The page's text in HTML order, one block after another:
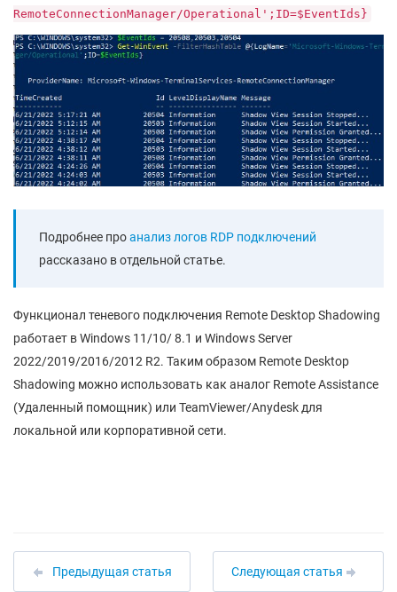
RemoteConnectionManager/Operational';ID=$EventIds}
Подробнее проанализ логов RDP подключений
рассказано в отдельной статье.
Функционал теневого подключения Remote Desktop Shadowing
работает в Windows 11/10/ 8.1 и Windows Server
2022/2019/2016/2012 R2. Таким образом Remote Desktop
Shadowing можно использовать как аналог Remote Assistance
(Удаленный помощник) или TeamViewer/Anydesk для
локальной или корпоративной сети.
Предыдущая статья Следующая статья